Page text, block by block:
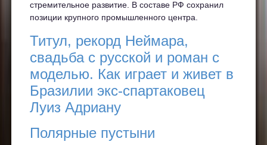
стремительное развитие. В составе РФ сохранил
позиции крупного промышленного центра.
Титул, рекорд Неймара,
свадьба с русской и роман с
моделью. Как играет и живет в
Бразилии экс-спартаковец
Луиз Адриану
Полярные пустыни